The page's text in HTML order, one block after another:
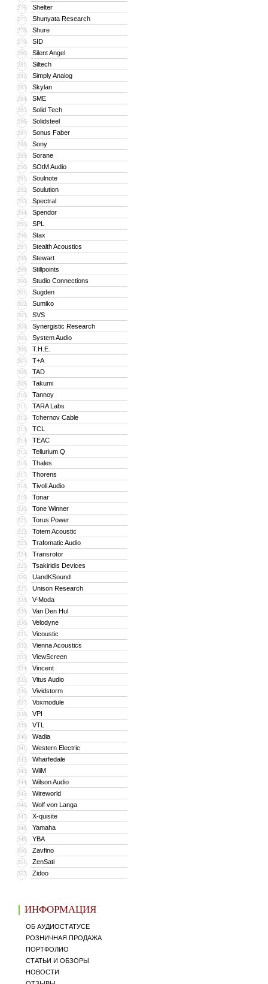
276 Shelter
277 Shunyata Research
278 Shure
279 SID
280 Silent Angel
281 Siltech
282 Simply Analog
283 Skylan
284 SME
285 Solid Tech
286 Solidsteel
287 Sonus Faber
288 Sony
289 Sorane
290 SOtM Audio
291 Soulnote
292 Soulution
293 Spectral
294 Spendor
295 SPL
296 Stax
297 Stealth Acoustics
298 Stewart
299 Stillpoints
300 Studio Connections
301 Sugden
302 Sumiko
303 SVS
304 Synergistic Research
305 System Audio
306 T.H.E.
307 T+A
308 TAD
309 Takumi
310 Tannoy
311 TARA Labs
312 Tchernov Cable
313 TCL
314 TEAC
315 Tellurium Q
316 Thales
317 Thorens
318 Tivoli Audio
319 Tonar
320 Tone Winner
321 Torus Power
322 Totem Acoustic
323 Trafomatic Audio
324 Transrotor
325 Tsakiridis Devices
326 UandKSound
327 Unison Research
328 V-Moda
329 Van Den Hul
330 Velodyne
331 Vicoustic
332 Vienna Acoustics
333 ViewScreen
334 Vincent
335 Vitus Audio
336 Vividstorm
337 Voxmodule
338 VPI
339 VTL
340 Wadia
341 Western Electric
342 Wharfedale
343 WiiM
344 Wilson Audio
345 Wireworld
346 Wolf von Langa
347 X-quisite
348 Yamaha
349 YBA
350 Zavfino
351 ZenSati
352 Zidoo
ИНФОРМАЦИЯ
ОБ АУДИОСТАТУСЕ
РОЗНИЧНАЯ ПРОДАЖА
ПОРТФОЛИО
СТАТЬИ И ОБЗОРЫ
НОВОСТИ